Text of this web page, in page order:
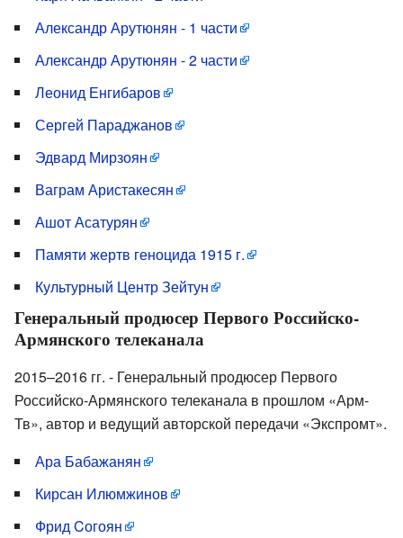
Александр Арутюнян - 1 части
Александр Арутюнян - 2 части
Леонид Енгибаров
Сергей Параджанов
Эдвард Мирзоян
Ваграм Аристакесян
Ашот Асатурян
Памяти жертв геноцида 1915 г.
Культурный Центр Зейтун
Генеральный продюсер Первого Российско-
Армянского телеканала
2015–2016 гг. - Генеральный продюсер Первого
Российско-Армянского телеканала в прошлом «Арм-
Тв», автор и ведущий авторской передачи «Экспромт».
Ара Бабажанян
Кирсан Илюмжинов
Фрид Cогоян